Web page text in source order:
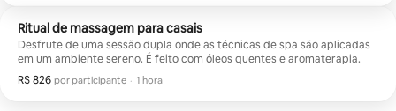
Ritual de massagem para casais
Desfrute de uma sessão dupla onde as técnicas de spa são aplicadas
em um ambiente sereno. É feito com óleos quentes e aromaterapia.
R$ 826 por participante
R$ 826 por participante
, · 1 hora